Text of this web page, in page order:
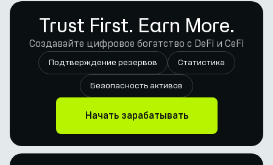
Trust First. Earn More.
Создавайте цифровое богатство с DeFi и CeFi
Подтверждение резервов Статистика
Безопасность активов
Начать зарабатывать